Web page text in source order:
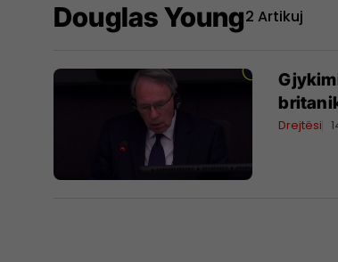
Douglas Young2 Artikuj
Drejtësi